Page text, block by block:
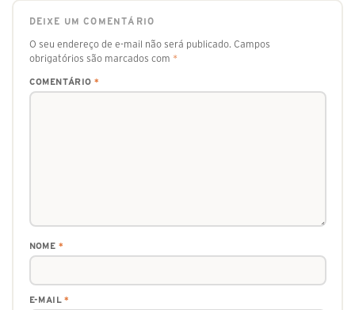
DEIXE UM COMENTÁRIO
O seu endereço de e-mail não será publicado. Campos
obrigatórios são marcados com *
COMENTÁRIO *
NOME *
E-MAIL*